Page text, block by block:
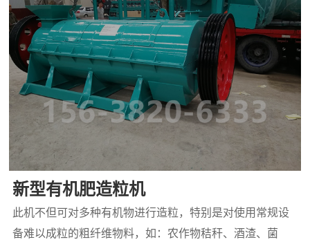
新型有机肥造粒机
此机不但可对多种有机物进行造粒，特别是对使用常规设
备难以成粒的粗纤维物料，如：农作物秸秆、酒渣、菌